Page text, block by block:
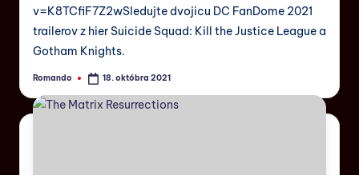
v=K8TCfiF7Z2wSledujte dvojicu DC FanDome 2021
trailerov z hier Suicide Squad: Kill the Justice League a
Gotham Knights.
Romando 18. októbra 2021